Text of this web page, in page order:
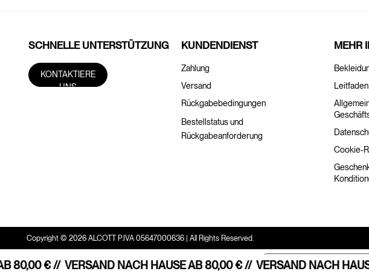
80,00 € //VERSAND NACH HAUSE AB 80,00 € //VERSAND NACH
SCHNELLE UNTERSTÜTZUNG
KONTAKTIERE
UNS
KUNDENDIENST
Zahlung
Versand
Rückgabebedingungen
Bestellstatus und
Rückgabeanforderung
MEHR
Cookie-
Copyright © 2026 ALCOTT P.IVA 05647000636 | All Rights Reserved.
Hinweis bei Erhebung